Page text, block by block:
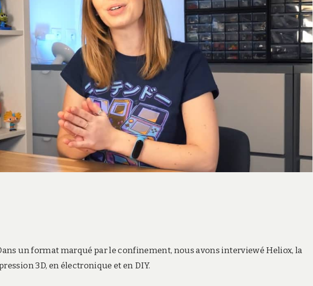
un format marqué par le confinement, nous avons interviewé Heliox, la
3D, en électronique et en DIY.